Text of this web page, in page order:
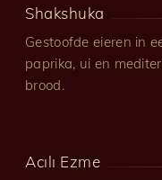
Shakshuka
Gestoofde eieren in
paprika, ui en
brood.
Acılı Ezme